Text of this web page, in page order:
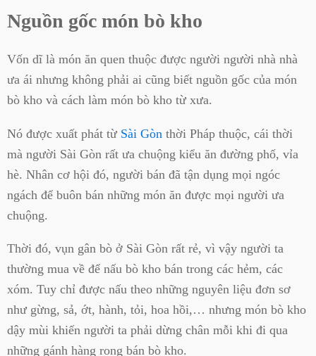
Nguồn gốc món bò kho
Vốn dĩ là món ăn quen thuộc được người người nhà nhà
ưa ái nhưng không phải ai cũng biết nguồn gốc của món
bò kho và cách làm món bò kho từ xưa.
Nó được xuất phát từ Sài Gòn thời Pháp thuộc, cái thời
mà người Sài Gòn rất ưa chuộng kiểu ăn đường phố, vỉa
hè. Nhân cơ hội đó, người bán đã tận dụng mọi ngóc
ngách để buôn bán những món ăn được mọi người ưa
chuộng.
Thời đó, vụn gân bò ở Sài Gòn rất rẻ, vì vậy người ta
thường mua về để nấu bò kho bán trong các hẻm, các
xóm. Tuy chỉ được nấu theo những nguyên liệu đơn sơ
như gừng, sả, ớt, hành, tỏi, hoa hồi,… nhưng món bò kho
dậy mùi khiến người ta phải dừng chân mỗi khi đi qua
những gánh hàng rong bán bò kho.